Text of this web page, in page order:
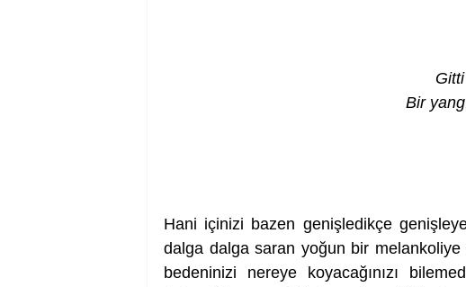
Bir
Hani içinizi bazen genişledikçe
dalga dalga saran yoğun bir
bedeninizi nereye koyacağınızı